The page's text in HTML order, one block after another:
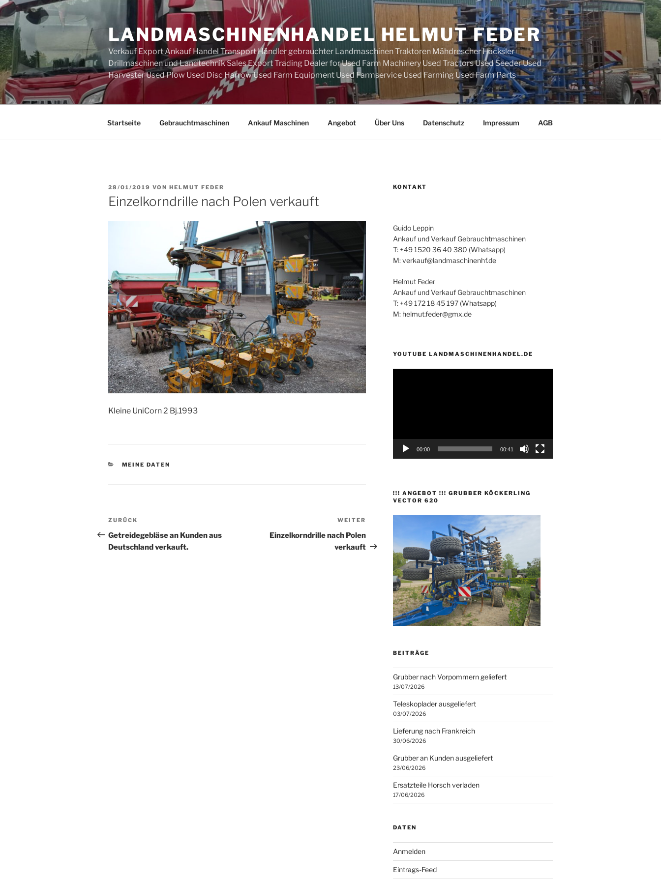
Zum
Inhalt
springen
LANDMASCHINENHANDEL HELMUT FEDER
Verkauf Export Ankauf Handel Transport Händler gebrauchter Landmaschinen Traktoren Mähdrescher Häcksler
Drillmaschinen und Landtechnik Sales Export Trading Dealer for Used Farm Machinery Used Tractors Used Seeder Used
Harvester Used Plow Used Disc Harrow Used Farm Equipment Used Farmservice Used Farming Used Farm Parts
Startseite Gebrauchtmaschinen Ankauf Maschinen Angebot Über Uns Datenschutz Impressum AGB
VERÖFFENTLICHT
AM
28/01/2019 VON HELMUT FEDER
Einzelkorndrille nach Polen verkauft
Kleine UniCorn 2 Bj.1993
KATEGORIEN
MEINE DATEN
Beitragsnavigation
Vorheriger
Beitrag
ZURÜCK
Getreidegebläse an Kunden aus
Deutschland verkauft.
Beitrag
WEITER
Einzelkorndrille nach Polen
verkauft
KONTAKT
Guido Leppin
Ankauf und Verkauf Gebrauchtmaschinen
T: +49 1520 36 40 380 (Whatsapp)
M: verkauf@landmaschinenhf.de
Helmut Feder
Ankauf und Verkauf Gebrauchtmaschinen
T: +49 172 18 45 197 (Whatsapp)
M: helmut.feder@gmx.de
YOUTUBE LANDMASCHINENHANDEL.DE
00:00 00:41
!!! ANGEBOT !!! GRUBBER KÖCKERLING
VECTOR 620
BEITRÄGE
Grubber nach Vorpommern geliefert
13/07/2026
Teleskoplader ausgeliefert
03/07/2026
Lieferung nach Frankreich
30/06/2026
Grubber an Kunden ausgeliefert
23/06/2026
Ersatzteile Horsch verladen
17/06/2026
DATEN
Anmelden
Eintrags-Feed